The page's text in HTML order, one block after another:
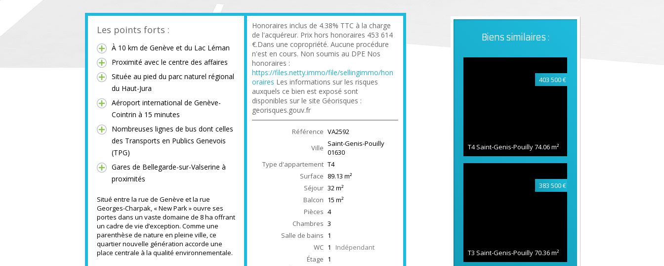
Biens similaires :
403 500 €
T4 Saint-Genis-Pouilly74.06 m²
383 500 €
T3 Saint-Genis-Pouilly70.36 m²
Les points forts :
À 10 km de Genève et du Lac Léman
Proximité avec le centre des affaires
Située au pied du parc naturel régional
du Haut-Jura
Aéroport international de Genève-
Cointrin à 15 minutes
Nombreuses lignes de bus dont celles
des Transports en Publics Genevois
(TPG)
Gares de Bellegarde-sur-Valserine à
proximités
Situé entre la rue de Genève et la rue
Georges-Charpak, « New Park » ouvre ses
portes dans un vaste domaine de 8 ha offrant
un cadre de vie d’exception. Comme une
parenthèse de nature en pleine ville, ce
quartier nouvelle génération accorde une
place centrale à la qualité environnementale.
Honoraires inclus de 4.38% TTC à la charge
de l'acquéreur. Prix hors honoraires 453 614
€.Dans une copropriété. Aucune procédure
n'est en cours. Non soumis au DPE Nos
honoraires :
https://files.netty.immo/file/sellingimmo/hon
oraires Les informations sur les risques
auxquels ce bien est exposé sont
disponibles sur le site Géorisques :
georisques.gouv.fr
Référence VA2592
Ville Saint-Genis-Pouilly
01630
Type d'appartement T4
Surface 89.13 m²
Séjour 32m²
Balcon 15 m²
Pièces 4
Chambres 3
Salle de bains 1
WC 1 Indépendant
Étage 1